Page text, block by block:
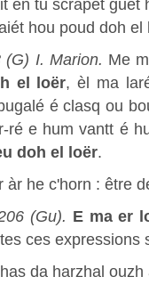
en tu scrapét guet
hou poud doh el
(G) I. Marion. Me
el loër, èl ma
é clasq ou
ré e hum vantt é
doh el loër.
àr he c'horn : être
(Gu). E ma er
ces expressions
da harzhal